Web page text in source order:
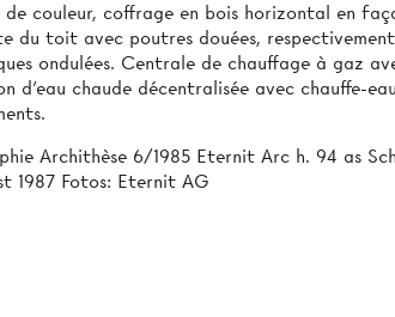
de couleur, coffrage en bois horizontal en
du toit avec poutres douées,
ondulées. Centrale de chauffage à gaz
d'eau chaude décentralisée avec chauffe-
Archithèse 6/1985 Eternit Arc h. 94 as
1987 Fotos: Eternit AG